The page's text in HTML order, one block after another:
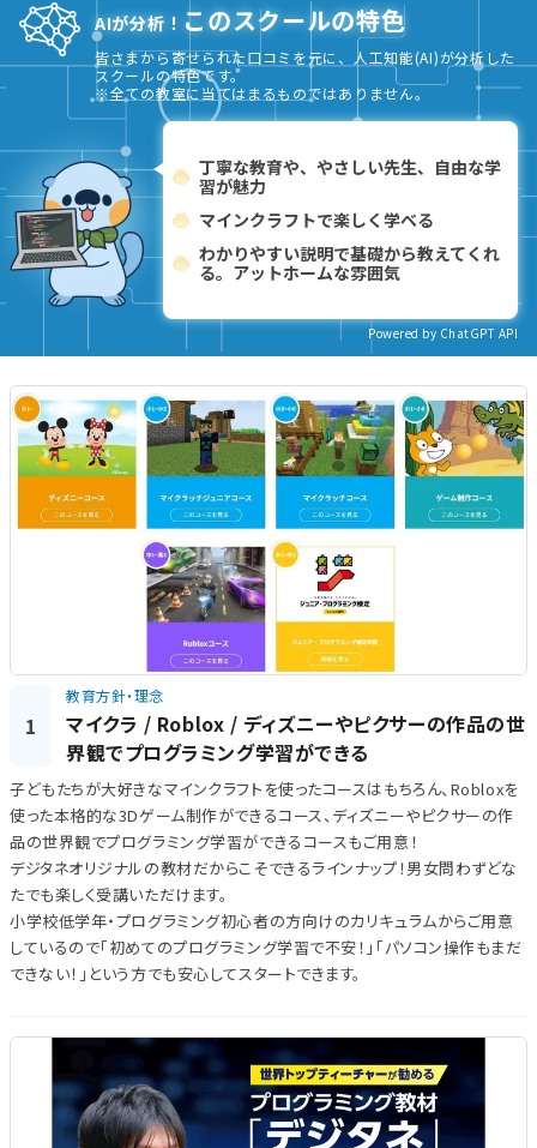
AIが分析！ このスクールの特色
皆さまから寄せられた口コミを元に、人工知能(AI)が分析した
スクールの特色です。
※全ての教室に当てはまるものではありません。
丁寧な教育や、やさしい先生、自由な学
習が魅力
マインクラフトで楽しく学べる
わかりやすい説明で基礎から教えてくれ
る。アットホームな雰囲気
Powered by ChatGPT API
1
教育方針・理念
マイクラ / Roblox / ディズニーやピクサーの作品の世
界観でプログラミング学習ができる
子どもたちが大好きなマインクラフトを使ったコースはもちろん、Robloxを
使った本格的な3Dゲーム制作ができるコース、ディズニーやピクサーの作
品の世界観でプログラミング学習ができるコースもご用意！
デジタネオリジナルの教材だからこそできるラインナップ！男女問わずどな
たでも楽しく受講いただけます。
小学校低学年・プログラミング初心者の方向けのカリキュラムからご用意
しているので「初めてのプログラミング学習で不安！」「パソコン操作もまだ
できない！」という方でも安心してスタートできます。